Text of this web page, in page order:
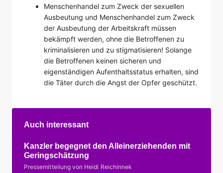
Menschenhandel zum Zweck der sexuellen
Ausbeutung und Menschenhandel zum Zweck
der Ausbeutung der Arbeitskraft müssen
bekämpft werden, ohne die Betroffenen zu
kriminalisieren und zu stigmatisieren! Solange
die Betroffenen keinen sicheren und
eigenständigen Aufenthaltsstatus erhalten, sind
die Täter durch die Angst der Opfer geschützt.
Auch interessant
Kanzler begegnet den Alleinerziehenden mit
Geringschätzung
Pressemitteilung von Heidi Reichinnek